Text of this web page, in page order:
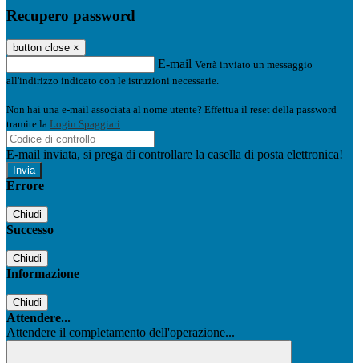
Recupero password
button close ×
E-mail Verrà inviato un messaggio
all'indirizzo indicato con le istruzioni necessarie.
Non hai una e-mail associata al nome utente? Effettua il reset della password
tramite la Login Spaggiari
E-mail inviata, si prega di controllare la casella di posta elettronica!
Errore
Chiudi
Successo
Chiudi
Informazione
Chiudi
Attendere...
Attendere il completamento dell'operazione...